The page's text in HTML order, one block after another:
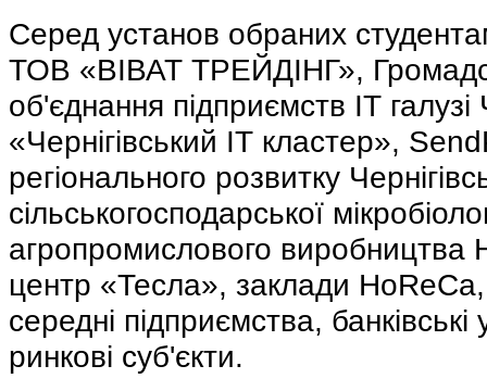
Серед установ обраних
ТОВ «ВІВАТ ТРЕЙДІНГ»,
об'єднання підприємств ІТ галузі
«Чернігівський ІТ кластер»,
регіонального розвитку
сільськогосподарської
агропромислового
центр «Тесла», заклади HoReCa,
середні підприємства, банківські
ринкові суб'єкти.